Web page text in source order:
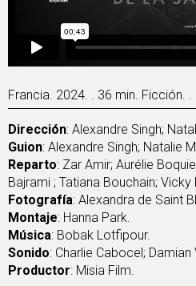
Francia. 2024. . 36 min. Ficción. .
Dirección: Alexandre Singh;
Guion: Alexandre Singh; Natalie
Reparto: Zar Amir; Aurélie
Bajrami ; Tatiana Bouchain; Vicky
Fotografía: Alexandra de Saint
Montaje: Hanna Park.
Música: Bobak Lotfipour.
Sonido: Charlie Cabocel; Damian
Productor: Misia Film.